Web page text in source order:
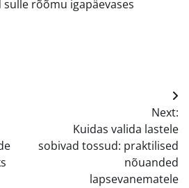
rõõmu igapäevases
Next:
Kuidas valida lastele
sobivad tossud: praktilised
nõuanded
lapsevanematele